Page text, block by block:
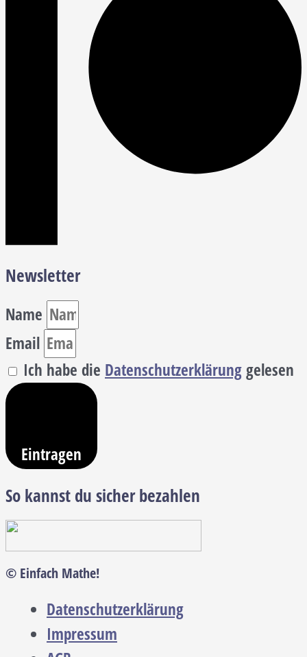
Newsletter
Name
Email
Ich habe die Datenschutzerklärunggelesen
Eintragen
So kannst du sicher bezahlen
© Einfach Mathe!
Datenschutzerklärung
Impressum